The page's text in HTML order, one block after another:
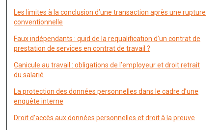
Les limites à la conclusion d’une transaction après une rupture
conventionnelle
Faux indépendants : quid de la requalification d’un contrat de
prestation de services en contrat de travail ?
Canicule au travail : obligations de l’employeur et droit retrait
du salarié
La protection des données personnelles dans le cadre d’une
enquête interne
Droit d’accès aux données personnelles et droit à la preuve